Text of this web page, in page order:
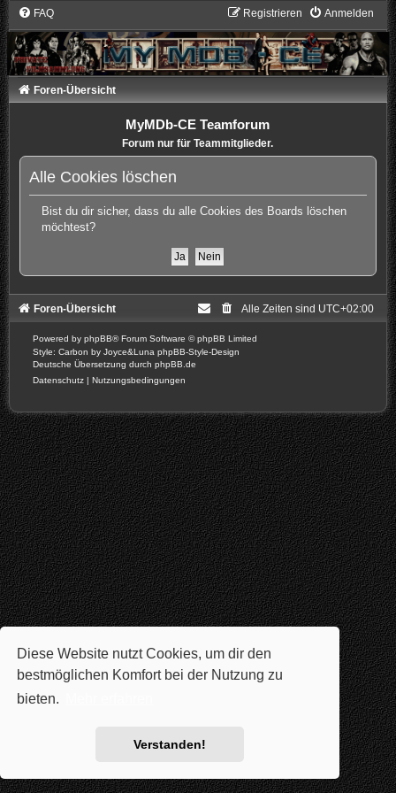
Diese Website nutzt Cookies, um dir den
bestmöglichen Komfort bei der Nutzung zu
bieten.
Verstanden!
FAQ Anmelden
Registrieren
Foren-Übersicht
MyMDb-CE Teamforum
Forum nur für Teammitglieder.
Alle Cookies löschen
Bist du dir sicher, dass du alle Cookies des Boards löschen
möchtest?
Foren-Übersicht Alle Zeiten sind UTC+02:00
Powered by phpBB® Forum Software © phpBB Limited
Style: Carbon by Joyce&Luna phpBB-Style-Design
Deutsche Übersetzung durch phpBB.de
Datenschutz | Nutzungsbedingungen